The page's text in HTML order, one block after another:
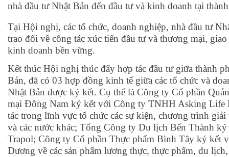
nhà đầu tư Nhật Bản đến đầu tư và kinh doanh tại
Tại Hội nghị, các tổ chức, doanh nghiệp, nhà đầu tư
trao đổi về công tác xúc tiến đầu tư và thương mại,
kinh doanh bền vững.
Kết thúc Hội nghị thúc đẩy hợp tác đầu tư giữa thành
Bản, đã có 03 hợp đồng kinh tế giữa các tổ chức và
Nhật Bản được ký kết. Cụ thể là Công ty Cổ phần
mại Đông Nam ký kết với Công ty TNHH Asking Life
tác trong lĩnh vực tổ chức các sự kiện, chương trình
và các nước khác; Tổng Công ty Du lịch Bến Thành
Trapol; Công ty Cổ phần Thực phẩm Bình Tây ký kết
Dương về các sản phẩm lương thực, thực phẩm, du